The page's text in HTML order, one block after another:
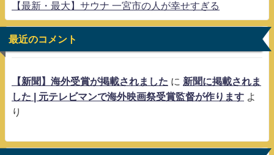
【最新・最大】サウナ 一宮市の人が幸せすぎる
最近のコメント
【新聞】海外受賞が掲載されました に 新聞に掲載されま
した | 元テレビマンで海外映画祭受賞監督が作ります よ
り